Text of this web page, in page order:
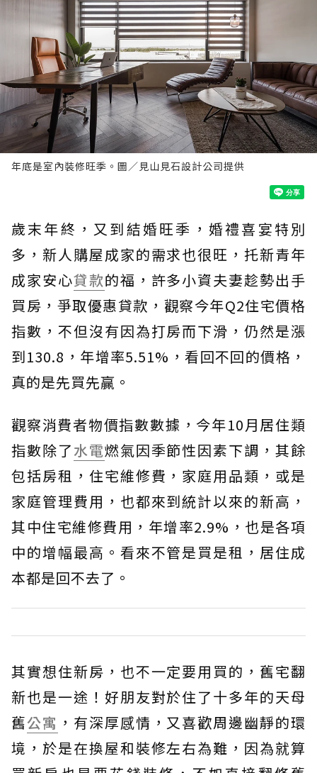
年底是室內裝修旺季。圖／見山見石設計公司提供
歲末年終，又到結婚旺季，婚禮喜宴特別
多，新人購屋成家的需求也很旺，托新青年
成家安心貸款的福，許多小資夫妻趁勢出手
買房，爭取優惠貸款，觀察今年Q2住宅價格
指數，不但沒有因為打房而下滑，仍然是漲
到130.8，年增率5.51%，看回不回的價格，
真的是先買先贏。
觀察消費者物價指數數據，今年10月居住類
指數除了水電燃氣因季節性因素下調，其餘
包括房租，住宅維修費，家庭用品類，或是
家庭管理費用，也都來到統計以來的新高，
其中住宅維修費用，年增率2.9%，也是各項
中的增幅最高。看來不管是買是租，居住成
本都是回不去了。
其實想住新房，也不一定要用買的，舊宅翻
新也是一途！好朋友對於住了十多年的天母
舊公寓 ，有深厚感情，又喜歡周邊幽靜的環
境，於是在換屋和裝修左右為難，因為就算